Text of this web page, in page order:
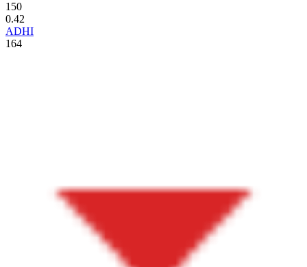
150
0.42
ADHI
164